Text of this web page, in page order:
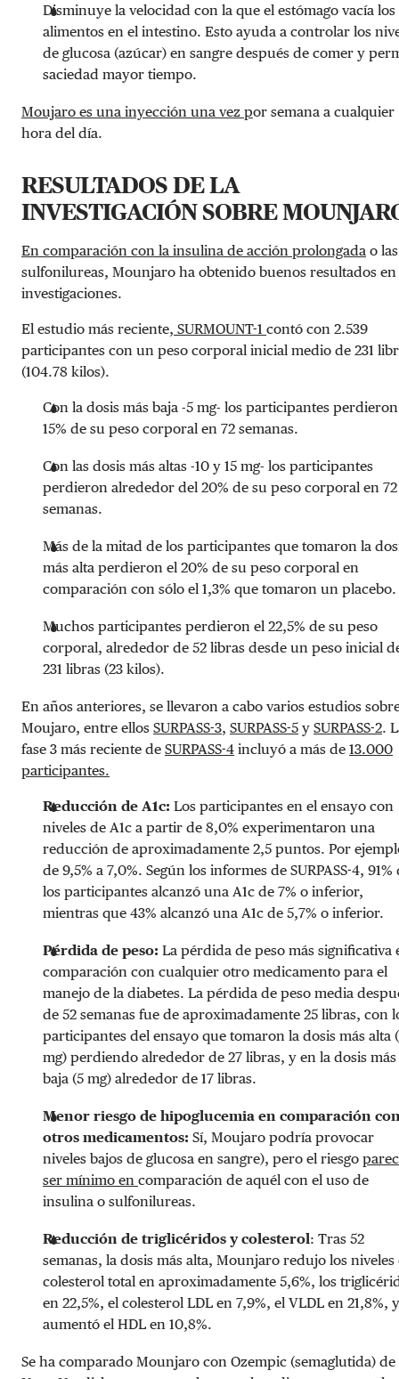
Disminuye la velocidad con la que el estómago vacía los
alimentos en el intestino. Esto ayuda a controlar los
de glucosa (azúcar) en sangre después de comer y
saciedad mayor tiempo.
Moujaro es una inyección una vez por semana a cualquier
hora del día.
RESULTADOS DE LA
INVESTIGACIÓN SOBRE
En comparación con la insulina de acción prolongada o las
sulfonilureas, Mounjaro ha obtenido buenos resultados en
investigaciones.
El estudio más reciente, SURMOUNT-1 contó con 2.539
participantes con un peso corporal inicial medio de 231
(104.78 kilos).
Con la dosis más baja -5 mg- los participantes
15% de su peso corporal en 72 semanas.
Con las dosis más altas -10 y 15 mg- los participantes
perdieron alrededor del 20% de su peso corporal en 72
semanas.
Más de la mitad de los participantes que tomaron la
más alta perdieron el 20% de su peso corporal en
comparación con sólo el 1,3% que tomaron un placebo.
Muchos participantes perdieron el 22,5% de su peso
corporal, alrededor de 52 libras desde un peso inicial
231 libras (23 kilos).
En años anteriores, se llevaron a cabo varios estudios
Moujaro, entre ellos SURPASS-3, SURPASS-5 y SURPASS-2.
fase 3 más reciente de SURPASS-4 incluyó a más de 13.000
participantes.
Reducción de A1c: Los participantes en el ensayo con
niveles de A1c a partir de 8,0% experimentaron una
reducción de aproximadamente 2,5 puntos. Por
de 9,5% a 7,0%. Según los informes de SURPASS-4, 91%
los participantes alcanzó una A1c de 7% o inferior,
mientras que 43% alcanzó una A1c de 5,7% o inferior.
Pérdida de peso: La pérdida de peso más significativa
comparación con cualquier otro medicamento para el
manejo de la diabetes. La pérdida de peso media
de 52 semanas fue de aproximadamente 25 libras, con
participantes del ensayo que tomaron la dosis más alta
mg) perdiendo alrededor de 27 libras, y en la dosis más
baja (5 mg) alrededor de 17 libras.
Menor riesgo de hipoglucemia en comparación
otros medicamentos: Sí, Moujaro podría provocar
niveles bajos de glucosa en sangre), pero el riesgo
ser mínimo en comparación de aquél con el uso de
insulina o sulfonilureas.
Reducción de triglicéridos y colesterol: Tras 52
semanas, la dosis más alta, Mounjaro redujo los niveles
colesterol total en aproximadamente 5,6%, los
en 22,5%, el colesterol LDL en 7,9%, el VLDL en 21,8%, y
aumentó el HDL en 10,8%.
Se ha comparado Mounjaro con Ozempic (semaglutida) de